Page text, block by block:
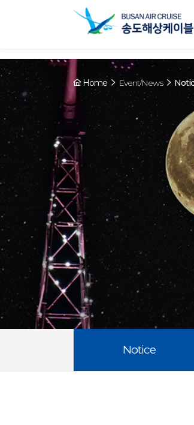
Array ( [0] => YY [1] => 09:00~22:00 [2] =>
now. [4] => Y [5] => - [6] => - )
Home Event/News
Notice